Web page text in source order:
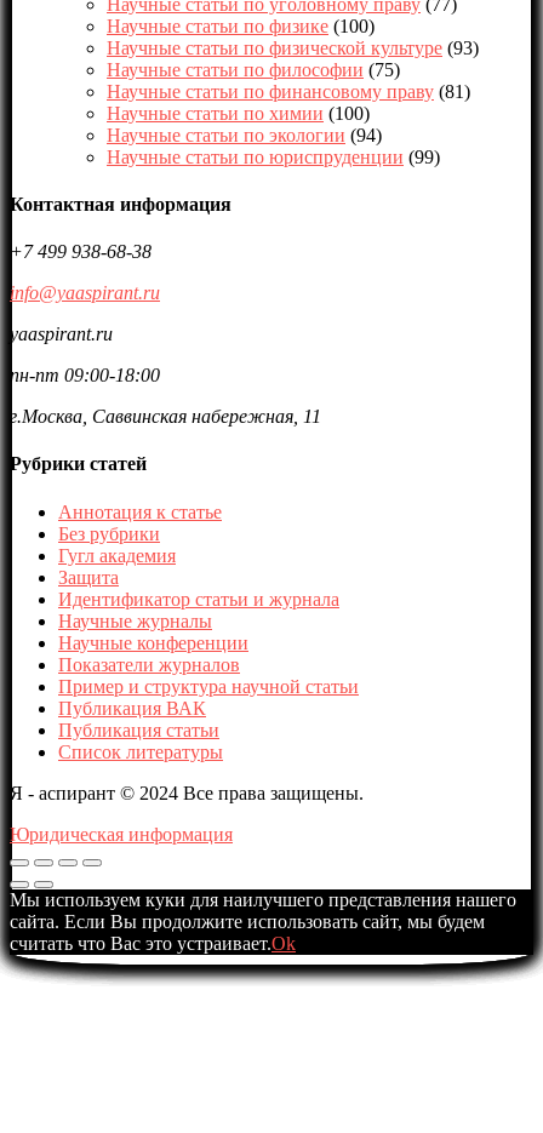
Научные статьи по физике (100)
Научные статьи по физической культуре (93)
Научные статьи по философии (75)
Научные статьи по финансовому праву (81)
Научные статьи по химии (100)
Научные статьи по экологии (94)
Научные статьи по юриспруденции (99)
Контактная информация
+7 499 938-68-38
info@yaaspirant.ru
yaaspirant.ru
пн-пт 09:00-18:00
г.Москва, Саввинская набережная, 11
Рубрики статей
Аннотация к статье
Без рубрики
Гугл академия
Защита
Идентификатор статьи и журнала
Научные журналы
Научные конференции
Показатели журналов
Пример и структура научной статьи
Публикация ВАК
Публикация статьи
Список литературы
Я - аспирант © 2024 Все права защищены.
Юридическая информация
Мы используем куки для наилучшего представления нашего
сайта. Если Вы продолжите использовать сайт, мы будем
считать что Вас это устраивает.Ok